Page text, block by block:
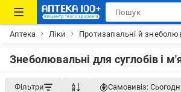
Аптека Ліки Протизапальні й
Знеболювальні для суглобів і
Фільтри Самовивіз: